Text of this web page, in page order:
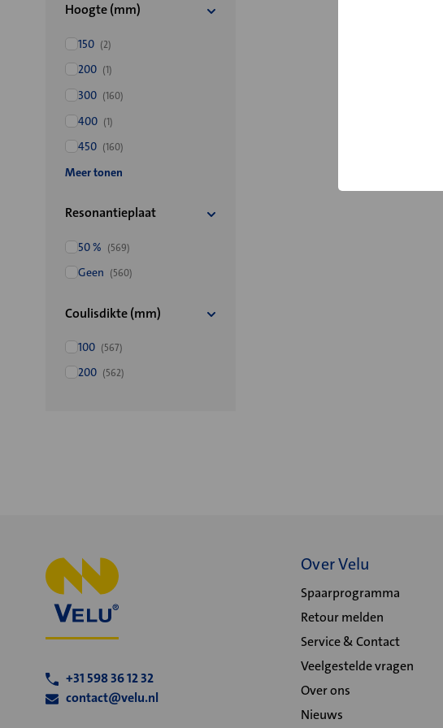
Hoogte (mm)
150 (2)
200 (1)
300 (160)
400 (1)
450 (160)
Meer tonen
Resonantieplaat
50 % (569)
Geen (560)
Coulisdikte (mm)
100 (567)
200 (562)
+31 598 36 12 32
contact@velu.nl
Over Velu
Spaarprogramma
Retour melden
Service & Contact
Veelgestelde vragen
Over ons
Nieuws